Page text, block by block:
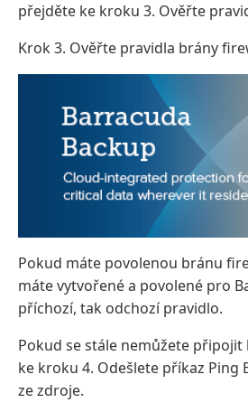
přejděte ke kroku 3. Ověřte
Krok 3. Ověřte pravidla brány
Pokud máte povolenou bránu
máte vytvořené a povolené pro
příchozí, tak odchozí pravidlo.
Pokud se stále nemůžete
ke kroku 4. Odešlete příkaz Ping
ze zdroje.